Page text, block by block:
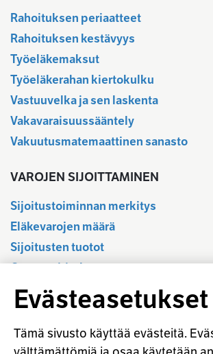
Rahoituksen periaatteet
Rahoituksen kestävyys
Työeläkemaksut
Työeläkerahan kiertokulku
Vastuuvelka ja sen laskenta
Vakavaraisuussääntely
Vakuutusmatemaattinen sanasto
VAROJEN SIJOITTAMINEN
Sijoitustoiminnan merkitys
Eläkevarojen määrä
Sijoitusten tuotot
Osavuositiedot
Tilastotietokanta
Sijoitustoiminnan sääntely
Vastuullinen sijoittaminen
Sijoitussanasto
Evästeasetukset
Tämä sivusto käyttää evästeitä.